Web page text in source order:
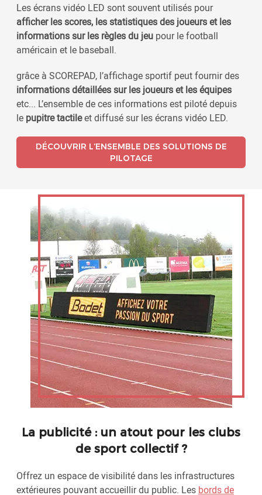
Les écrans vidéo LED sont souvent utilisés pour
afficher les scores, les statistiques des joueurs et les
informations sur les règles du jeu pour le football
américain et le baseball.
grâce à SCOREPAD, l’affichage sportif peut fournir des
informations détaillées sur les joueurs et les équipes
etc... L’ensemble de ces informations est piloté depuis
le pupitre tactileet diffusé sur les écrans vidéo LED.
DÉCOUVRIR L’ENSEMBLE DES SOLUTIONS DE
PILOTAGE
La publicité : un atout pour les clubs
de sport collectif ?
Offrez un espace de visibilité dans les infrastructures
extérieures pouvant accueillir du public. Les bords de